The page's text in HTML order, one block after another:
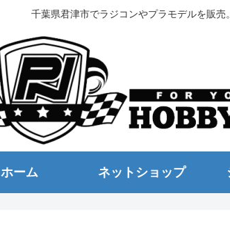
千葉県君津市でラジコンやプラモデルを販
ホーム ネットショップ